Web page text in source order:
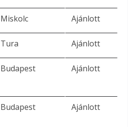
Miskolc Ajánlott
Tura Ajánlott
Budapest Ajánlott
Budapest Ajánlott